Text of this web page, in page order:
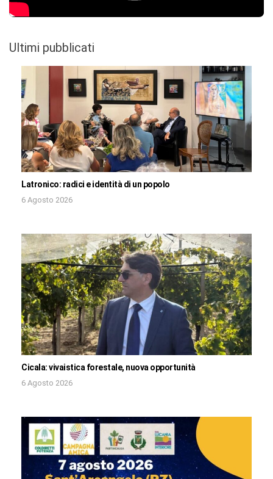
Ultimi pubblicati
Latronico: radici e identità di un popolo
6 Agosto 2026
Cicala: vivaistica forestale, nuova opportunità
6 Agosto 2026